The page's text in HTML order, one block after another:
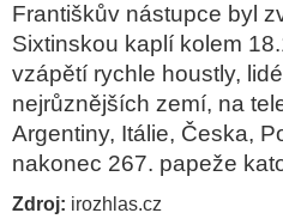
Františkův nástupce byl
Sixtinskou kaplí kolem
vzápětí rychle houstly,
nejrůznějších zemí, na
Argentiny, Itálie, Česka,
nakonec 267. papeže
Zdroj: irozhlas.cz